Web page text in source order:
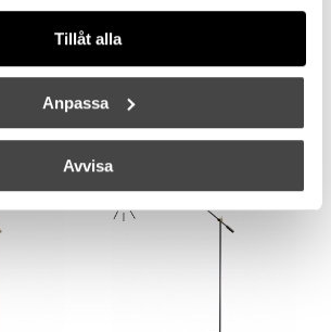
Tillåt alla
Anpassa
Avvisa
Cato Golvlampa Skogsgrön Växjö Elektriska 80 år
Cato Golvlampa Rubinröd/Mattsvart Med Dimmer